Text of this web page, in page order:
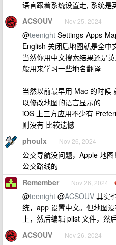
语言跟着系统设置走, 系统是
ACSOUV Nov 25, 2024
@teenight Settings-Apps-
English 关闭后地图就是全中
当然你用中文搜索结果还是
般用来学习一些地名翻译
当然以前最早用 Mac 的时候
以修改地图的语言显示的
iOS 上三方应用不少有
则没有 比较遗憾
phoulx Nov 26, 2024
公交导航没问题，Apple 地
公交路线的
Remember Nov 26, 2024
@teenight @ACSOUV 其实
统，app 设置中文。但地图
上，然后编辑 plist 文件，然
ACSOUV Nov 26, 2024